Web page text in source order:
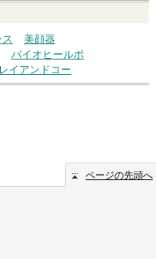
ス
美顔器
バイオヒールボ
イアンドコー
ページの先頭へ